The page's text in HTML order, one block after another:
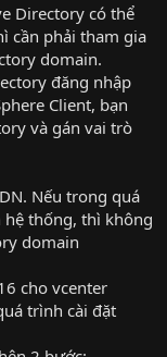
Directory có thể
cần phải tham gia
domain.
đăng nhập
Client, bạn
và gán vai trò
Nếu trong quá
thống, thì không
domain
cho vcenter
trình cài đặt